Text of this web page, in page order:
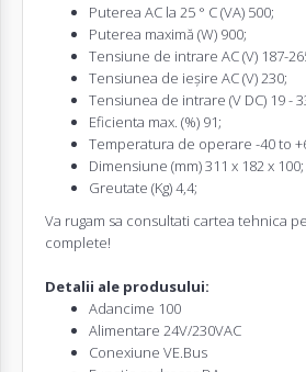
Puterea AC la 25 ° C (VA) 500;
Puterea maximă (W) 900;
Tensiune de intrare AC (V) 187-
Tensiunea de ieșire AC (V) 230;
Tensiunea de intrare (V DC) 19 -
Eficienta max. (%) 91;
Temperatura de operare -40 to
Dimensiune (mm) 311 x 182 x 100;
Greutate (Kg) 4,4;
Va rugam sa consultati cartea tehnica
complete!
Detalii ale produsului:
Adancime 100
Alimentare 24V/230VAC
Conexiune VE.Bus